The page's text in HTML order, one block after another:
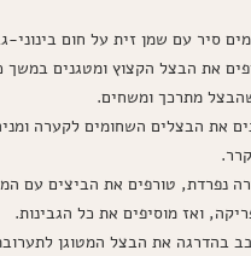
סיר עם שמן זית על חום בינוני-
מתרכך ומשחים.
את הבצלים השחומים לקערה
נפרדת, טורפים את הביצים עם
ואז מוסיפים את כל הגבינות.
בהדרגה את הבצל המטוגן